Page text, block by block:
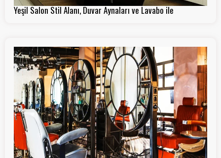
Yeşil Salon Stil Alanı, Duvar Aynaları ve Lavabo ile